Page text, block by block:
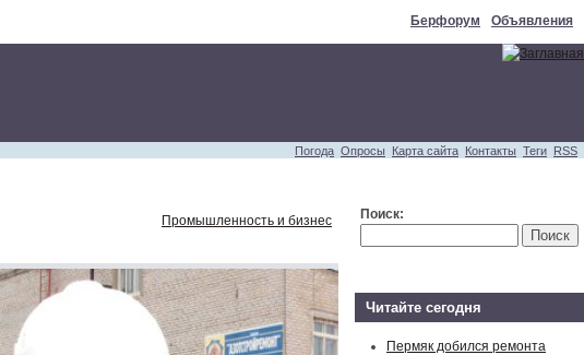
Берфорум Объявления
Погода Опросы Карта сайта Контакты Теги RSS
Промышленность и бизнес Поиск:
Читайте сегодня
Пермяк добился ремонта